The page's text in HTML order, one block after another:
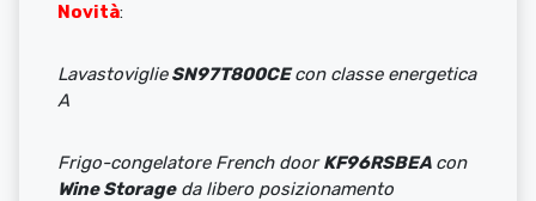
Novità:
LavastoviglieSN97T800CEcon classe energetica
A
Frigo-congelatore French doorKF96RSBEA con
Wine Storageda libero posizionamento